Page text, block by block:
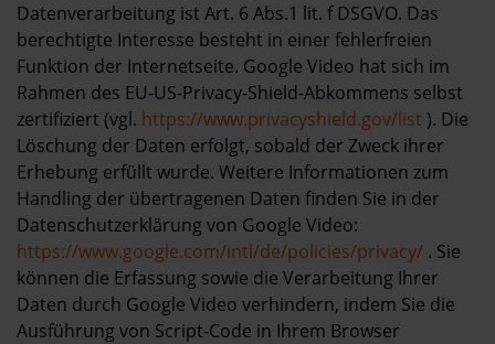
Datenverarbeitung ist Art. 6 Abs.1 lit. f DSGVO. Das
berechtigte Interesse besteht in einer fehlerfreien
Funktion der Internetseite. Google Video hat sich im
Rahmen des EU-US-Privacy-Shield-Abkommens selbst
zertifiziert (vgl. https://www.privacyshield.gov/list ). Die
Löschung der Daten erfolgt, sobald der Zweck ihrer
Erhebung erfüllt wurde. Weitere Informationen zum
Handling der übertragenen Daten finden Sie in der
Datenschutzerklärung von Google Video:
https://www.google.com/intl/de/policies/privacy/ . Sie
können die Erfassung sowie die Verarbeitung Ihrer
Daten durch Google Video verhindern, indem Sie die
Ausführung von Script-Code in Ihrem Browser